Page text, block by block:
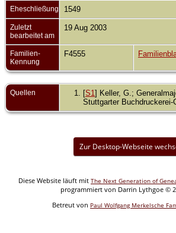
Eheschließung 1549
Zuletzt
bearbeitet am
19 Aug 2003
Familien-
Kennung
F4555
Quellen [S1 ] Keller, G.;
Stuttgarter Buchdruckerei-
Zur Desktop-Webseite
Diese Website läuft mit The Next Generation of
programmiert von Darrin Lythgoe ©
Betreut von Paul Wolfgang Merkelsche